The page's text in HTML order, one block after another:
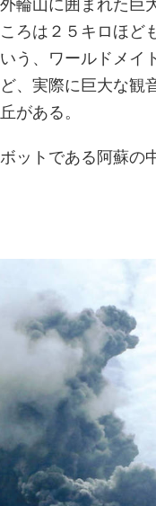
ろは２５キロほど
う、ワールドメイ
、実際に巨大な観
がある。
ットである阿蘇の